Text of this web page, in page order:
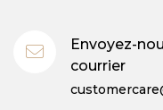
Envoyez-
courrier